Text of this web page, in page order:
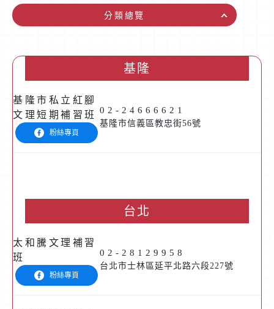
課程內容
滿分作文
線上商城
分類總覽
基隆
基隆市私立紅腳
文理短期補習班
粉絲專頁
02-24666621
基隆市信義區教忠街56號
台北
太和騰文理補習
班
粉絲專頁
02-28129958
台北市士林區延平北路六段227號